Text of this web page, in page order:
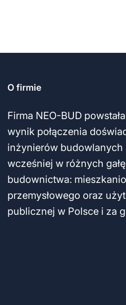
O firmie
Firma NEO-BUD
wynik połączenia
inżynierów budowlanych
wcześniej w różnych
budownictwa:
przemysłowego oraz
publicznej w Polsce i za